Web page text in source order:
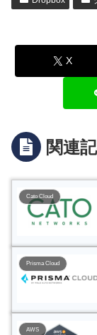
X
関連
Cato Cloud
Prisma Cloud
AWS